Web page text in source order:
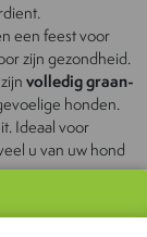
een feest voor
zijn gezondheid.
volledig graan-
honden.
Ideaal voor
u van uw hond
🐾
favoriete